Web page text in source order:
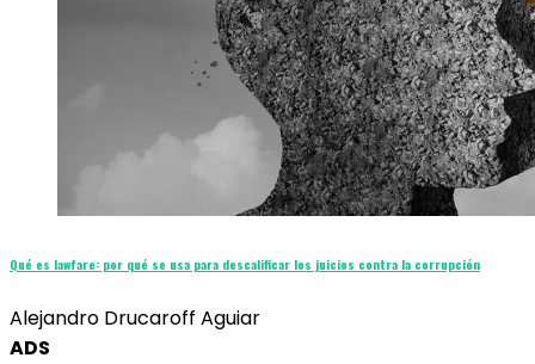
Qué es lawfare: por qué se usa para descalificar los juicios contra la corrupción
Alejandro Drucaroff Aguiar
ADS